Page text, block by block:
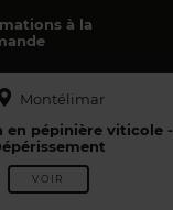
à la
Montélimar
en pépinière viticole -
VOIR